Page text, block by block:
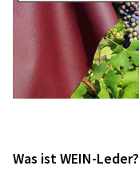
Was ist WEIN-Leder?